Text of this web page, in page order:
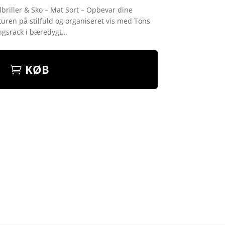
& Sko – Mat Sort – Opbevar dine
på stilfuld og organiseret vis med Tons
i bæredygt…
KØB